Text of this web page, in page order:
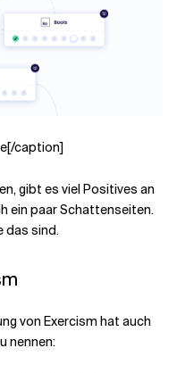
caption]
gibt es viel Positives an
ein paar Schattenseiten.
das sind.
von Exercism hat auch
nennen: